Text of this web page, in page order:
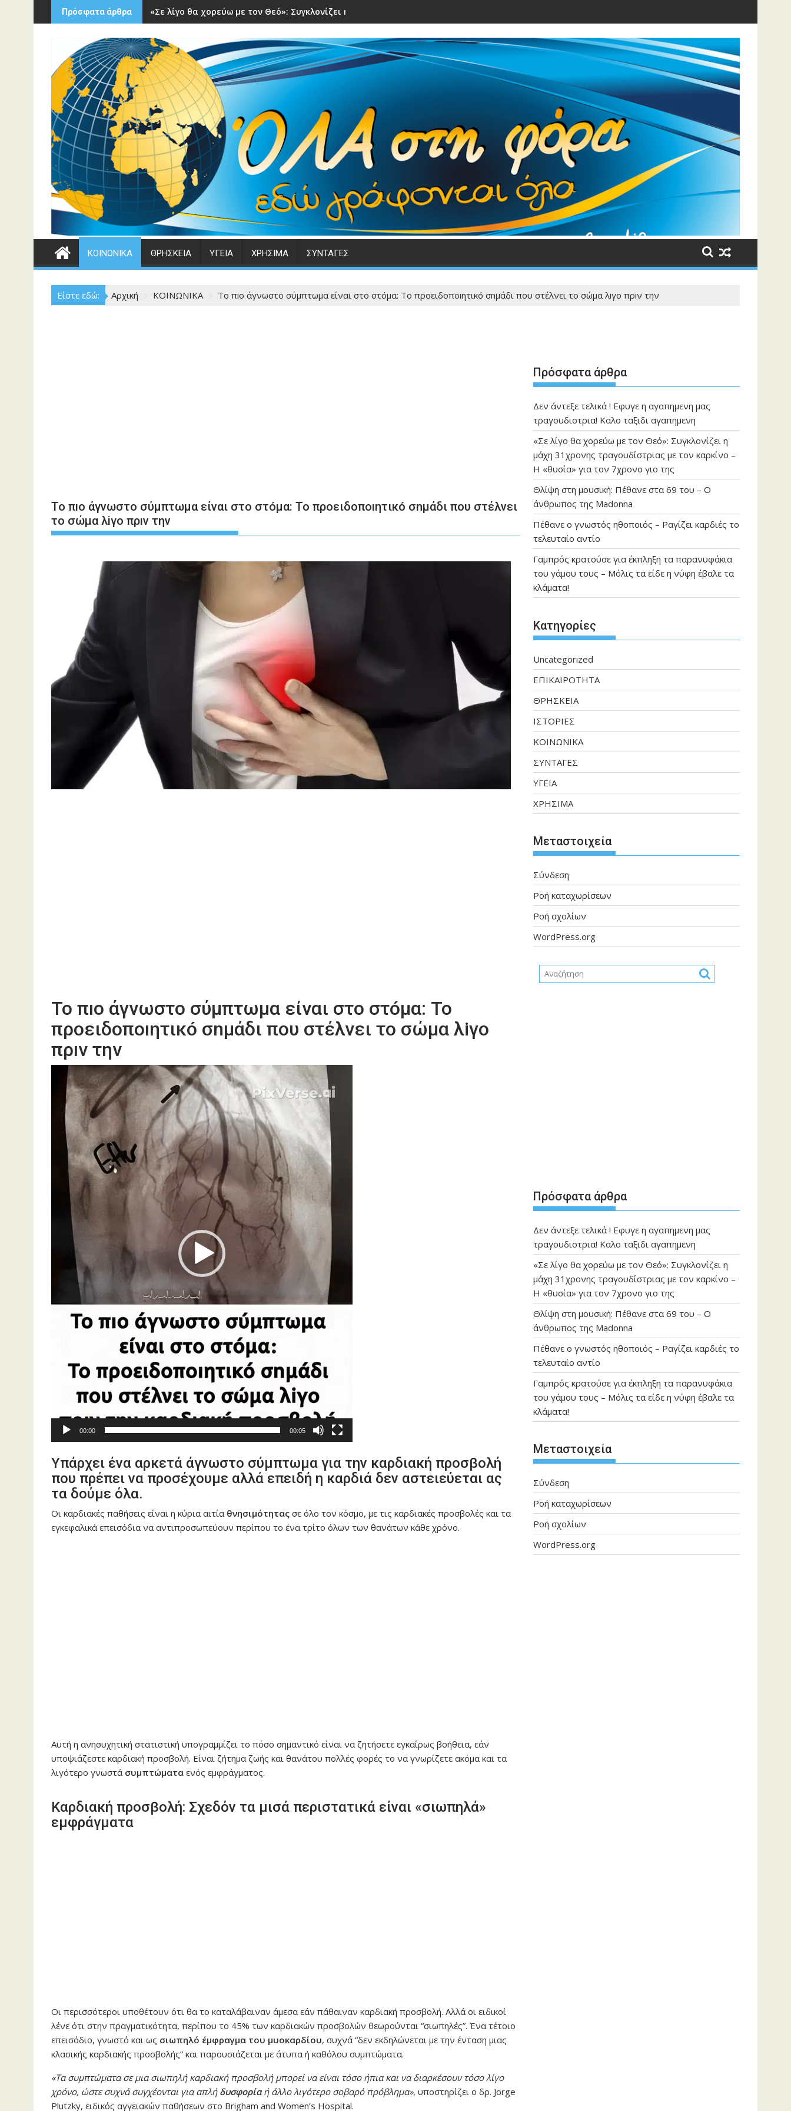
Περάστε
στο
περιεχόμενο
Πρόσφατα άρθρα «Σε λίγο θα χορεύω με τον Θεό»: Συγκλονίζει η μάχη 31χρονης τραγουδίστριας με τον καρκίνο – Η «θυσία» για τον 7χρονο γιο της
ΚΟΙΝΩΝΙΚΑ ΘΡΗΣΚΕΙΑ ΥΓΕΙΑ ΧΡΗΣΙΜΑ ΣΥΝΤΑΓΕΣ
Είστε εδώ: Αρχική ΚΟΙΝΩΝΙΚΑ Το πıο άγνωστο σύμπτωμα είναι στο στóμα: Το προειδοποıητικó σnμάδι που στέλνει το σώμα λiγο πρıν την
Το πıο άγνωστο σύμπτωμα είναι στο στóμα: Το προειδοποıητικó σnμάδι που στέλνει
το σώμα λiγο πρıν την
Το πıο άγνωστο σύμπτωμα είναι στο στóμα: Το
προειδοποıητικó σnμάδι που στέλνει το σώμα λiγο
πρıν την
Πρόγραμμα
Αναπαραγωγής
Βίντεο
00:00 00:05
Υπάρχει ένα αρκετά άγνωστο σύμπτωμα για την καρδιακή προσβολή
που πρέπει να προσέχουμε αλλά επειδή η καρδιά δεν αστειεύεται ας
τα δούμε όλα.
Οι καρδιακές παθήσεις είναι η κύρια αιτία θνησιμότητας σε όλο τον κόσμο, με τις καρδιακές προσβολές και τα
εγκεφαλικά επεισόδια να αντιπροσωπεύουν περίπου το ένα τρίτο όλων των θανάτων κάθε χρόνο.
Αυτή η ανησυχητική στατιστική υπογραμμίζει το πόσο σημαντικό είναι να ζητήσετε εγκαίρως βοήθεια, εάν
υποψιάζεστε καρδιακή προσβολή. Είναι ζήτημα ζωής και θανάτου πολλές φορές το να γνωρίζετε ακόμα και τα
λιγότερο γνωστά συμπτώματα ενός εμφράγματος.
Καρδιακή προσβολή: Σχεδόν τα μισά περιστατικά είναι «σιωπηλά»
εμφράγματα
Οι περισσότεροι υποθέτουν ότι θα το καταλάβαιναν άμεσα εάν πάθαιναν καρδιακή προσβολή. Αλλά οι ειδικοί
λένε ότι στην πραγματικότητα, περίπου το 45% των καρδιακών προσβολών θεωρούνται “σιωπηλές”. Ένα τέτοιο
επεισόδιο, γνωστό και ως σιωπηλό έμφραγμα του μυοκαρδίου, συχνά “δεν εκδηλώνεται με την ένταση μιας
κλασικής καρδιακής προσβολής” και παρουσιάζεται με άτυπα ή καθόλου συμπτώματα.
«Τα συμπτώματα σε μια σιωπηλή καρδιακή προσβολή μπορεί να είναι τόσο ήπια και να διαρκέσουν τόσο λίγο
χρόνο, ώστε συχνά συγχέονται για απλή δυσφορίαή άλλο λιγότερο σοβαρό πρόβλημα», υποστηρίζει ο δρ. Jorge
Plutzky, ειδικός αγγειακών παθήσεων στο Brigham and Women’s Hospital.
Πρόσφατα άρθρα
Δεν άντεξε τελικά ! Εφυγε η αγαπημενη μας
τραγουδιστρια! Καλο ταξιδι αγαπημενη
«Σε λίγο θα χορεύω με τον Θεό»: Συγκλονίζει η
μάχη 31χρονης τραγουδίστριας με τον καρκίνο –
Η «θυσία» για τον 7χρονο γιο της
Θλίψη στη μουσική: Πέθανε στα 69 του – Ο
άνθρωπος της Madonna
Πέθανε ο γνωστός ηθοποιός – Ραγίζει καρδιές το
τελευταίο αντίο
Γαμπρός κρατούσε για έκπληξη τα παρανυφάκια
του γάμου τους – Μόλις τα είδε η νύφη έβαλε τα
κλάματα!
Kατηγορίες
Uncategorized
ΕΠΙΚΑΙΡΟΤΗΤΑ
ΘΡΗΣΚΕΙΑ
ΙΣΤΟΡΙΕΣ
ΚΟΙΝΩΝΙΚΑ
ΣΥΝΤΑΓΕΣ
ΥΓΕΙΑ
ΧΡΗΣΙΜΑ
Μεταστοιχεία
Σύνδεση
Ροή καταχωρίσεων
Ροή σχολίων
WordPress.org
Πρόσφατα άρθρα
Δεν άντεξε τελικά ! Εφυγε η αγαπημενη μας
τραγουδιστρια! Καλο ταξιδι αγαπημενη
«Σε λίγο θα χορεύω με τον Θεό»: Συγκλονίζει η
μάχη 31χρονης τραγουδίστριας με τον καρκίνο –
Η «θυσία» για τον 7χρονο γιο της
Θλίψη στη μουσική: Πέθανε στα 69 του – Ο
άνθρωπος της Madonna
Πέθανε ο γνωστός ηθοποιός – Ραγίζει καρδιές το
τελευταίο αντίο
Γαμπρός κρατούσε για έκπληξη τα παρανυφάκια
του γάμου τους – Μόλις τα είδε η νύφη έβαλε τα
κλάματα!
Μεταστοιχεία
Σύνδεση
Ροή καταχωρίσεων
Ροή σχολίων
WordPress.org